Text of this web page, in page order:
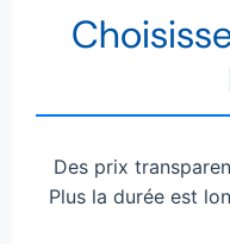
Des prix
Plus la durée est